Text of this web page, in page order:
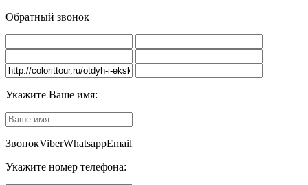
Обратный звонок
Укажите Ваше имя:
ЗвонокViberWhatsappEmail
Укажите номер телефона: